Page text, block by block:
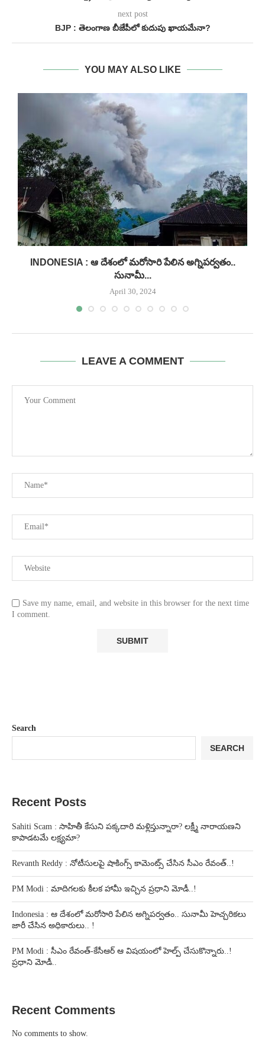
next post
BJP : తెలంగాణ బీజేపీలో కుదుపు ఖాయమేనా?
YOU MAY ALSO LIKE
INDONESIA : ఆ దేశంలో మరోసారి పేలిన అగ్నిపర్వతం..
సునామీ...
April 30, 2024
LEAVE A COMMENT
Save my name, email, and website in this browser for the next time
I comment.
Search
SEARCH
Recent Posts
Sahiti Scam : సాహితీ కేసుని పక్కదారి మళ్లిస్తున్నారా? లక్ష్మీ నారాయణని
కాపాడటమే లక్ష్యమా?
Revanth Reddy : నోటీసులపై షాకింగ్స్ కామెంట్స్ చేసిన సీఎం రేవంత్..!
PM Modi : మాదిగలకు కీలక హామీ ఇచ్చిన ప్రధాని మోడీ..!
Indonesia : ఆ దేశంలో మరోసారి పేలిన అగ్నిపర్వతం.. సునామీ హెచ్చరికలు
జారీ చేసిన అధికారులు.. !
PM Modi : సీఎం రేవంత్-కేసీఆర్ ఆ విషయంలో హెల్ప్ చేసుకొన్నారు..!
ప్రధాని మోడీ..
Recent Comments
No comments to show.